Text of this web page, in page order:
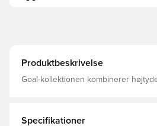
Produktbeskrivelse
Goal-kollektionen kombinerer
Specifikationer